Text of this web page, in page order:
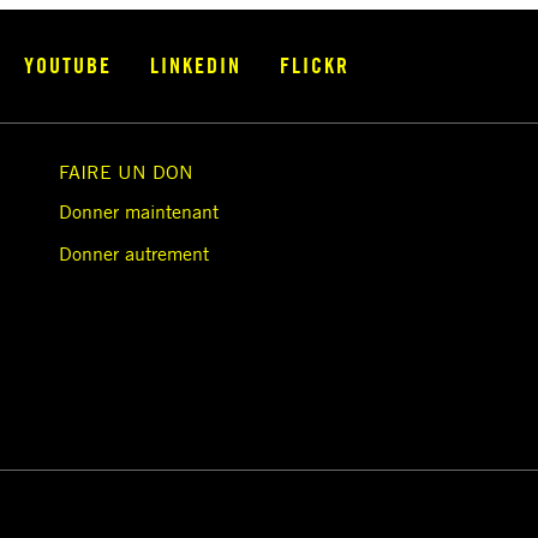
YOUTUBE LINKEDIN FLICKR
FAIRE UN DON
Donner maintenant
Donner autrement